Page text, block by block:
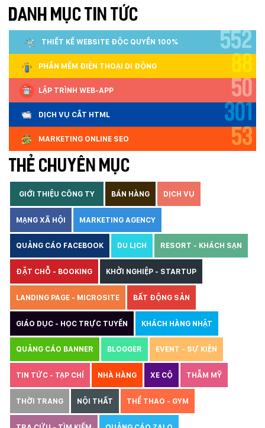
DANH MỤC TIN TỨC
THIẾT KẾ WEBSITE ĐỘC QUYỀN 100% 552
PHẦN MỀM ĐIỆN THOẠI DI ĐỘNG 88
LẬP TRÌNH WEB-APP 50
DỊCH VỤ CẮT HTML 301
MARKETING ONLINE SEO 53
THẺ CHUYÊN MỤC
GIỚI THIỆU CÔNG TY BÁN HÀNG DỊCH VỤ
MẠNG XÃ HỘI MARKETING AGENCY
QUẢNG CÁO FACEBOOK DU LỊCH RESORT - KHÁCH SẠN
ĐẶT CHỖ - BOOKING KHỞI NGHIỆP - STARTUP
LANDING PAGE - MICROSITE BẤT ĐỘNG SẢN
GIÁO DỤC - HỌC TRỰC TUYẾN KHÁCH HÀNG NHẬT
QUẢNG CÁO BANNER BLOGGER EVENT - SỰ KIỆN
TIN TỨC - TẠP CHÍ NHÀ HÀNG XE CỘ THẪM MỸ
THỜI TRANG NỘI THẤT THỂ THAO - GYM